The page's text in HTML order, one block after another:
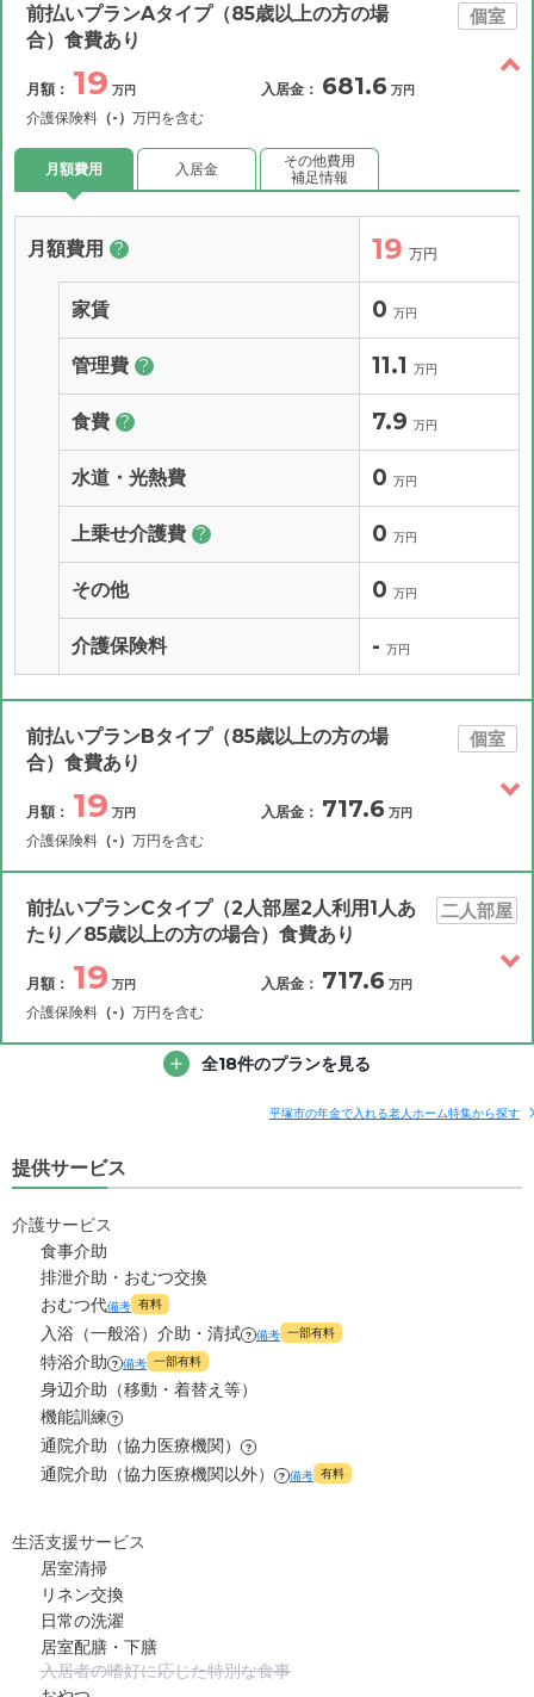
前払いプランAタイプ（85歳以上の方の場
合）食費あり
個室
月額： 19 万円
介護保険料 （-） 万円を含む
入居金： 681.6 万円
月額費用 入居金
その他費用
補足情報
月額費用 ? 19 万円
家賃 0 万円
管理費 ? 11.1 万円
食費 ? 7.9 万円
水道・光熱費 0 万円
上乗せ介護費 ? 0 万円
その他 0 万円
介護保険料 - 万円
前払いプランBタイプ（85歳以上の方の場
合）食費あり
個室
月額： 19 万円
介護保険料 （-） 万円を含む
入居金： 717.6 万円
補足情報
月額費用 19 万円
上乗せ介護費
その他
介護保険料
前払いプランCタイプ（2人部屋2人利用1人あ
たり／85歳以上の方の場合）食費あり
二人部屋
月額： 19 万円
介護保険料 （-） 万円を含む
入居金： 717.6 万円
入居金
その他費用
補足情報
管理費
食費 ?
水道・光熱費
上乗せ介護費
その他
介護保険料
全18件のプランを見る
平塚市の年金で入れる老人ホーム特集から探す
提供サービス
介護サービス
食事介助
排泄介助・おむつ交換
おむつ代備考 有料
入浴（一般浴）介助・清拭 ? 備考 一部有料
特浴介助 ? 備考 一部有料
身辺介助（移動・着替え等）
機能訓練 ?
通院介助（協力医療機関） ?
通院介助（協力医療機関以外） ? 備考 有料
生活支援サービス
居室清掃
リネン交換
日常の洗濯
居室配膳・下膳
入居者の嗜好に応じた特別な食事